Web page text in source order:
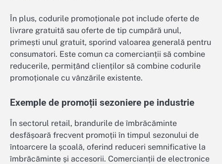
În plus, codurile promoționale pot include oferte de
livrare gratuită sau oferte de tip cumpără unul,
primești unul gratuit, sporind valoarea generală pentru
consumatori. Este comun ca comercianții să combine
reducerile, permițând clienților să combine codurile
promoționale cu vânzările existente.
Exemple de promoții sezoniere pe industrie
În sectorul retail, brandurile de îmbrăcăminte
desfășoară frecvent promoții în timpul sezonului de
întoarcere la școală, oferind reduceri semnificative la
îmbrăcăminte și accesorii. Comercianții de electronice